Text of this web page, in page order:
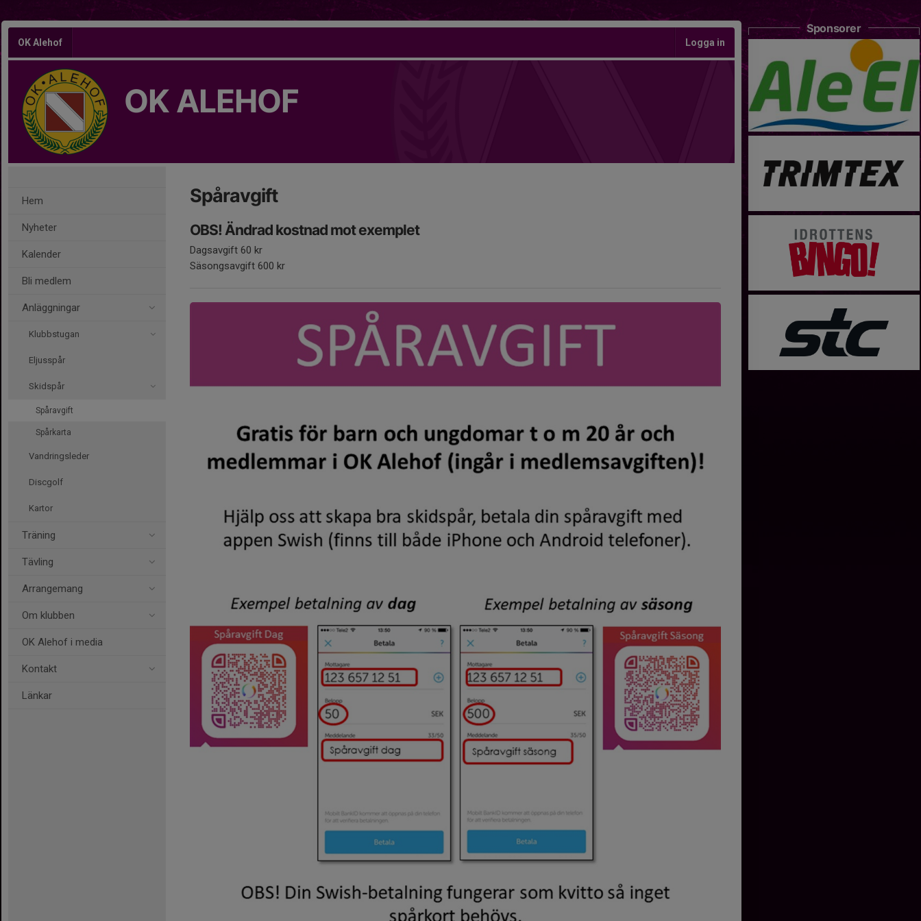
OK Alehof Logga in
OK ALEHOF
Hem
Nyheter
Kalender
Bli medlem
Anläggningar
Klubbstugan
Eljusspår
Skidspår
Spåravgift
Spårkarta
Vandringsleder
Discgolf
Kartor
Träning
Tävling
Arrangemang
Om klubben
OK Alehof i media
Kontakt
Länkar
Spåravgift
OBS! Ändrad kostnad mot exemplet
Dagsavgift 60 kr
Säsongsavgift 600 kr
Sponsorer